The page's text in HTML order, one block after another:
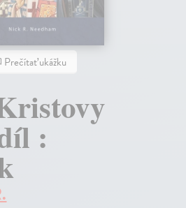
Prečítať ukážku
: